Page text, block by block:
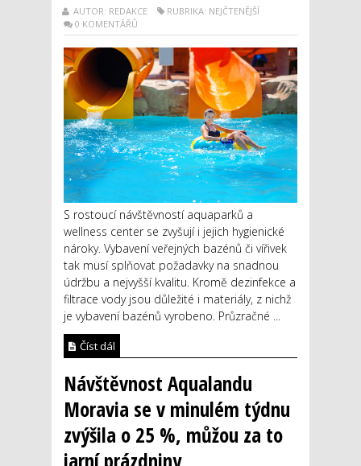
AUTOR: REDAKCE
RUBRIKA: NEJČTENĚJŠÍ
0 KOMENTÁŘŮ
S rostoucí návštěvností aquaparků a
wellness center se zvyšují i jejich hygienické
nároky. Vybavení veřejných bazénů či vířivek
tak musí splňovat požadavky na snadnou
údržbu a nejvyšší kvalitu. Kromě dezinfekce a
filtrace vody jsou důležité i materiály, z nichž
je vybavení bazénů vyrobeno. Průzračné ...
Číst dál
Návštěvnost Aqualandu
Moravia se v minulém týdnu
zvýšila o 25 %, můžou za to
jarní prázdniny